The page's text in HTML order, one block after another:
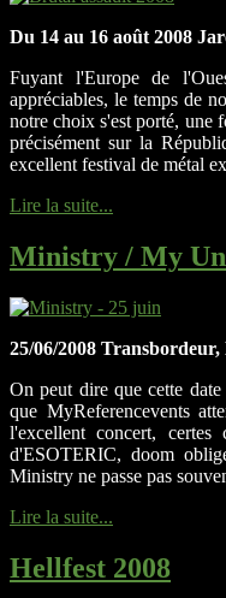
Du 14 au 16 août 2008
Fuyant l'Europe de
appréciables, le temps de
notre choix s'est porté, une
précisément sur la
excellent festival de métal
Lire la suite...
Ministry / My
25/06/2008 Transbordeur,
On peut dire que cette
que MyReferencevents
l'excellent concert,
d'ESOTERIC, doom
Ministry ne passe pas
Lire la suite...
Hellfest 2008